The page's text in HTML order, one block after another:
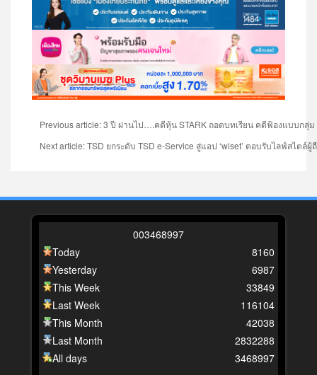
Previous article: 3 ปี ผ่านไป….คดีหุ้น STARK ถอดบทเรียน คดีฟ้องแบบก
Next article: TSD ยกระดับ TSD e-Service สู่แอป ‘wiset’ ตอบรับไลฟ์สไ
003468997
Today
Yesterday
This Week
Last Week
This Month
Last Month
All days
8160
6987
33849
116104
42038
2832288
3468997